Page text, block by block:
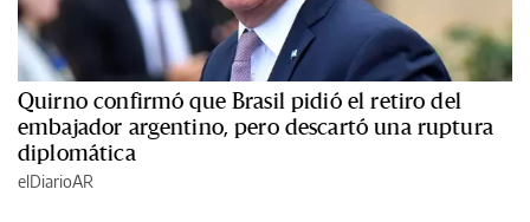
Quirno confirmó que Brasil pidió el retiro del
embajador argentino, pero descartó una ruptura
diplomática
elDiarioAR